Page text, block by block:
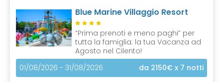
Blue Marine Villaggio Resort
“Prima prenoti e meno paghi” per
tutta la famiglia: la tua Vacanza ad
Agosto nel Cilento!
01/08/2026 - 31/08/2026
da 2150€ x 7 notti